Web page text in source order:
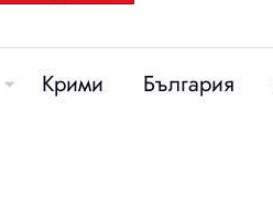
Крими България